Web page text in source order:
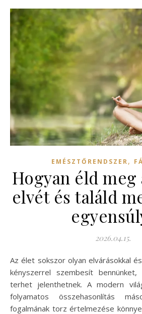
EMÉSZTŐRENDSZER,
Hogyan éld meg
elvét és találd
2026.04.15.
Az élet sokszor olyan elvárásokkal és tökéletességre való
kényszerrel szembesít bennünket,
terhet jelenthetnek. A modern
folyamatos összehasonlítás
fogalmának torz értelmezése